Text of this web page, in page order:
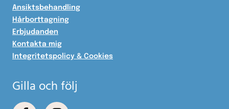
Ansiktsbehandling
Hårborttagning
Erbjudanden
Kontakta mig
Integritetspolicy & Cookies
Gilla och följ